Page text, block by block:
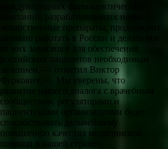
международных фармацевтических
компаний, разрабатывающих новые
лекарственные препараты, продолжают
активно работать в России и делать все
от них зависящее для обеспечения
российских пациентов необходимым
лечением, — отметил Виктор
Феркович. — Мы уверены, что
развитие нашего диалога с врачебным
сообществом, регуляторами и
пациентскими организациями будет
способствовать дальнейшему
повышению качества медицинской
помощи в нашей стране».